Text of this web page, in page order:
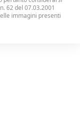
62 del 07.03.2001
immagini presenti